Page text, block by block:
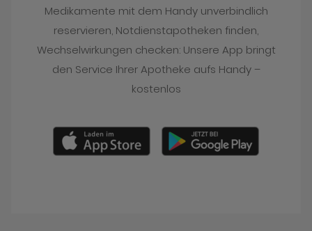
Medikamente mit dem Handy unverbindlich
reservieren, Notdienstapotheken finden,
Wechselwirkungen checken: Unsere App bringt
den Service Ihrer Apotheke aufs Handy –
kostenlos